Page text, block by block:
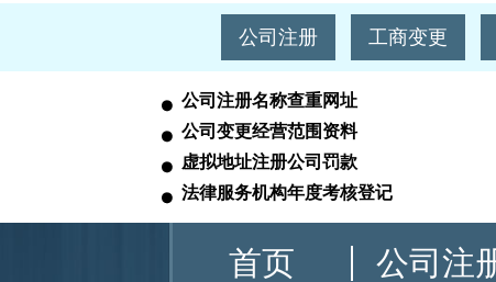
公司注册 工商变更
公司注册名称查重网址
公司变更经营范围资料
虚拟地址注册公司罚款
法律服务机构年度考核登记
首页 公司注